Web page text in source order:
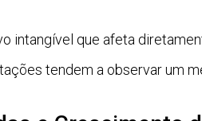
intangível que afeta
tendem a observar um